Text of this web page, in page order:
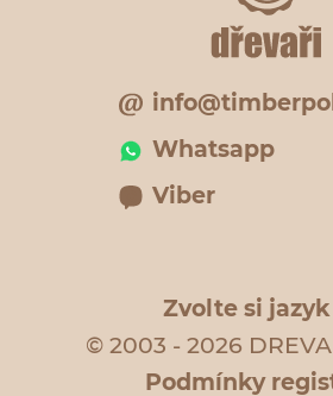
Whatsapp
Viber
Zvolte si jazyk
© 2003 - 2026
Podmínky